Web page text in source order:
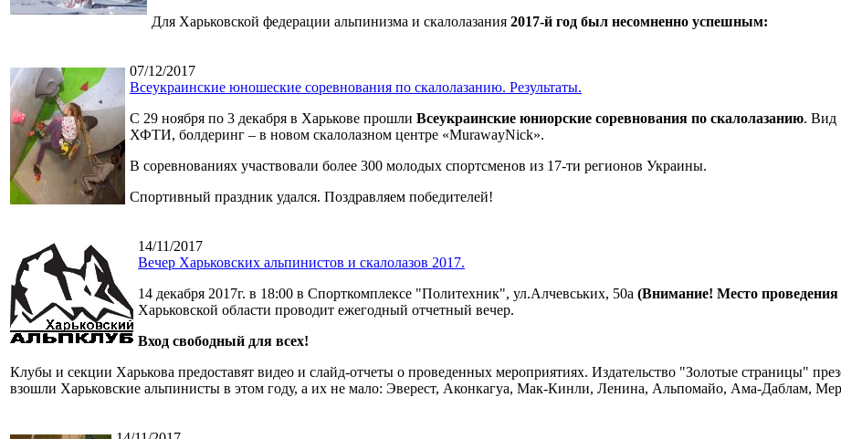
Для Харьковской федерации альпинизма и скалолазания 2017-й год был несомненно успешным:
07/12/2017
Всеукраинские юношеские соревнования по скалолазанию. Результаты.
C 29 ноября по 3 декабря в Харькове прошли Всеукраинские юниорские соревнования по скалолазанию. Вид
ХФТИ, болдеринг – в новом скалолазном центре «MurawayNick».
В соревнованиях участвовали более 300 молодых спортсменов из 17-ти регионов Украины.
Спортивный праздник удался. Поздравляем победителей!
14/11/2017
Вечер Харьковских альпинистов и скалолазов 2017.
14 декабря 2017г. в 18:00 в Спорткомплексе "Политехник", ул.Алчевських, 50а (Внимание! Место проведения
Харьковской области проводит ежегодный отчетный вечер.
Вход свободный для всех!
Клубы и секции Харькова предоставят видео и слайд-отчеты о проведенных мероприятиях. Издательство "Золотые страницы"
взошли Харьковские альпинисты в этом году, а их не мало: Эверест, Аконкагуа, Мак-Кинли, Ленина, Альпомайо, Ама-Даблам,